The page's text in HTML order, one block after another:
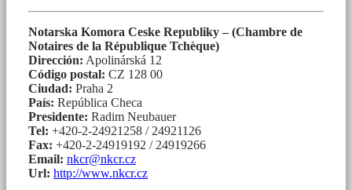
Notarska Komora Ceske Republiky – (Chambre de
Notaires de la République Tchèque)
Dirección: Apolinárská 12
Código postal: CZ 128 00
Ciudad: Praha 2
País: República Checa
Presidente: Radim Neubauer
Tel: +420-2-24921258 / 24921126
Fax: +420-2-24919192 / 24919266
Email: nkcr@nkcr.cz
Url: http://www.nkcr.cz